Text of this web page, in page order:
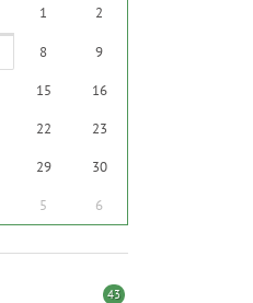
1 2
8 9
15 16
22 23
29 30
5 6
43